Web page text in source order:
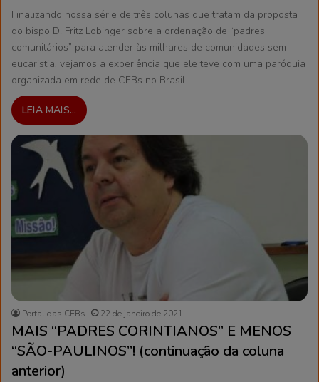
Finalizando nossa série de três colunas que tratam da proposta
do bispo D. Fritz Lobinger sobre a ordenação de “padres
comunitários” para atender às milhares de comunidades sem
eucaristia, vejamos a experiência que ele teve com uma paróquia
organizada em rede de CEBs no Brasil.
LEIA MAIS...
Portal das CEBs 22 de janeiro de 2021
MAIS “PADRES CORINTIANOS” E MENOS
“SÃO-PAULINOS”! (continuação da coluna
anterior)